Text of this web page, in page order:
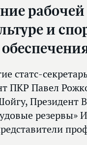
и
статс-
ПКР Павел
Президент
резервы»